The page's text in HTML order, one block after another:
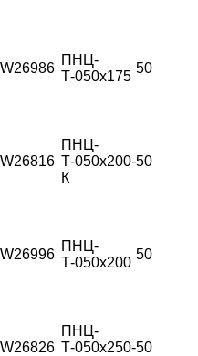
W26986
ПНЦ-
Т-050х175
50
W26816
ПНЦ-
Т-050х200-
К
50
W26996
ПНЦ-
Т-050х200
50
W26826
ПНЦ-
Т-050х250-50